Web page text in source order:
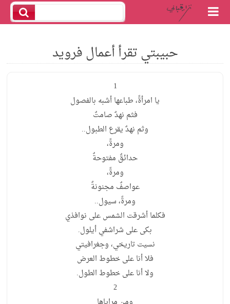
حبيبتي تقرأ أعمال فرويد
1
يا امرأةً، طباعها أشبه بالفصول
فثم نهدٌ صامتٌ
وثم نهدٌ يقرع الطبول..
ومرةً،
حدائقٌ مفتوحةٌ
ومرةً،
عواصفٌ مجنونةٌ
ومرةً، سيول..
فكلما أشرقت الشمس على نوافذي
بكى على شراشفي أيلول.
نسيت تاريخي، وجغرافيتي
فلا أنا على خطوط العرض
ولا أنا على خطوط الطول.
2